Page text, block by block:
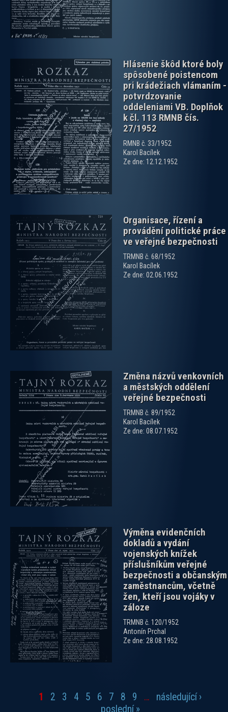
Hlásenie škôd ktoré boly
spôsobené poistencom
pri krádežiach vlámaním -
potvrdzovanie
oddeleniami VB. Doplňok
k čl. 113 RMNB čís.
27/1952
RMNB č. 33/1952
Karol Bacílek
Ze dne: 12.12.1952
Organisace, řízení a
provádění politické práce
ve veřejné bezpečnosti
TRMNB č. 68/1952
Karol Bacílek
Ze dne: 02.06.1952
zobrazit PDF dokument
Změna názvů venkovních
a městských oddělení
veřejné bezpečnosti
TRMNB č. 89/1952
Karol Bacílek
Ze dne: 08.07.1952
zobrazit PDF dokument
Výměna evidenčních
dokladů a vydání
vojenských knížek
příslušníkům veřejné
bezpečnosti a občanským
zaměstnancům, včetně
žen, kteří jsou vojáky v
záloze
TRMNB č. 120/1952
Antonín Prchal
Ze dne: 28.08.1952
zobrazit PDF dokument
1 2 3 4 5 6 7 8 9 …
následující ›
poslední »